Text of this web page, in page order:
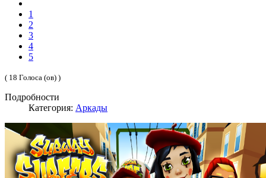
1
2
3
4
5
( 18 Голоса (ов) )
Подробности
Категория: Аркады